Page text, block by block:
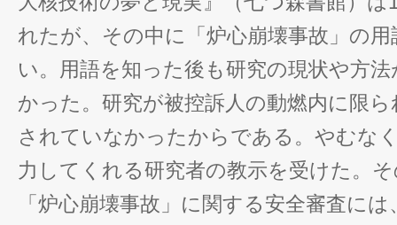
れたが、その中に「炉心崩壊事故」の
い。用語を知った後も研究の現状や方
かった。研究が被控訴人の動燃内に限
されていなかったからである。やむな
力してくれる研究者の教示を受けた。
「炉心崩壊事故」に関する安全審査に